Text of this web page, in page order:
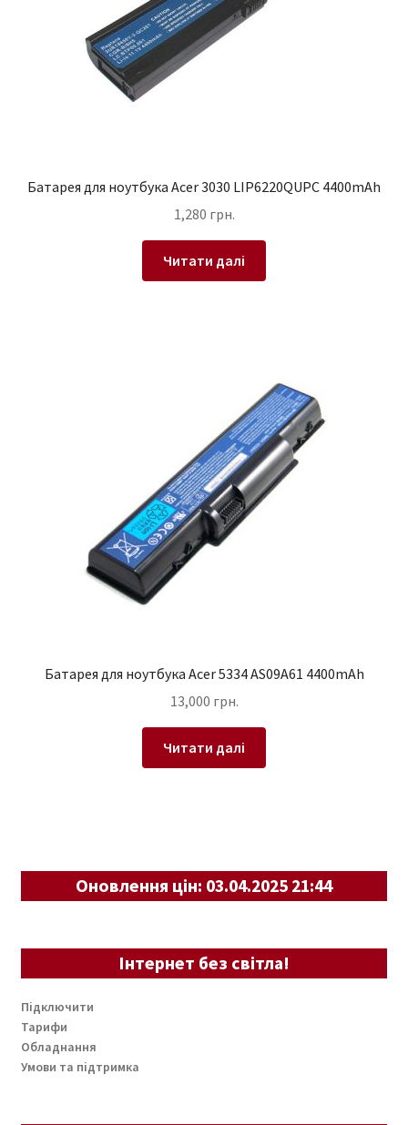
Батарея для ноутбука Acer 3030 LIP6220QUPC 4400mAh
1,280 грн.
Читати далі
Батарея для ноутбука Acer 5334 AS09A61 4400mAh
13,000 грн.
Читати далі
Оновлення цін: 03.04.2025 21:44
Інтернет без світла!
Підключити
Тарифи
Обладнання
Умови та підтримка